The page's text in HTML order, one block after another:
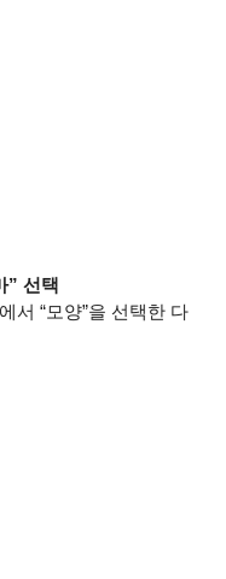
” 선택
서 “모양”을 선택한 다